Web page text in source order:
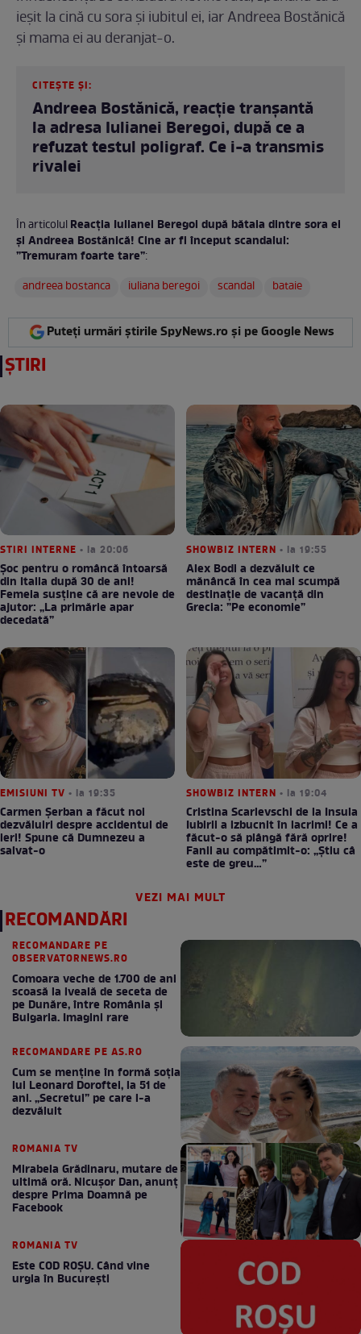
ieșit la cină cu sora și iubitul ei, iar Andreea Bostănică
și mama ei au deranjat-o.
CITEȘTE ȘI:
Andreea Bostănică, reacție tranșantă
la adresa Iulianei Beregoi, după ce a
refuzat testul poligraf. Ce i-a transmis
rivalei
În articolulReacția Iulianei Beregoi după bătaia dintre sora ei
și Andreea Bostănică! Cine ar fi început scandalul:
”Tremuram foarte tare”:
andreea bostanca
iuliana beregoi scandal bataie
Puteți urmări știrile SpyNews.ro și pe Google News
ȘTIRI
STIRI INTERNE • la 20:06
Șoc pentru o româncă întoarsă
din Italia după 30 de ani!
Femeia susține că are nevoie de
ajutor: „La primărie apar
decedată”
SHOWBIZ INTERN • la 19:55
Alex Bodi a dezvăluit ce
mănâncă în cea mai scumpă
destinație de vacanță din
Grecia: ”Pe economie”
EMISIUNI TV • la 19:35
Carmen Șerban a făcut noi
dezvăluiri despre accidentul de
ieri! Spune că Dumnezeu a
salvat-o
SHOWBIZ INTERN • la 19:04
Cristina Scarlevschi de la Insula
Iubirii a izbucnit în lacrimi! Ce a
făcut-o să plângă fără oprire!
Fanii au compătimit-o: „Știu câ
este de greu…”
VEZI MAI MULT
RECOMANDĂRI
RECOMANDARE PE
OBSERVATORNEWS.RO
Comoara veche de 1.700 de ani
scoasă la iveală de seceta de
pe Dunăre, între România şi
Bulgaria. Imagini rare
RECOMANDARE PE AS.RO
Cum se menţine în formă soţia
lui Leonard Doroftei, la 51 de
ani. „Secretul” pe care l-a
dezvăluit
ROMANIA TV
Mirabela Grădinaru, mutare de
ultimă oră. Nicuşor Dan, anunţ
despre Prima Doamnă pe
Facebook
ROMANIA TV
Este COD ROŞU. Când vine
urgia în Bucureşti